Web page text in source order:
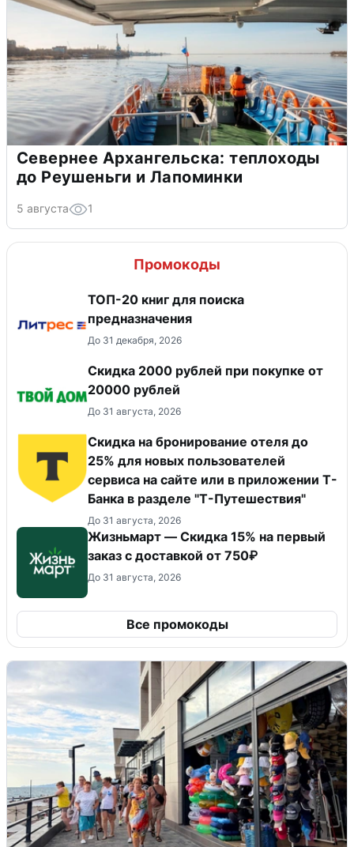
Севернее Архангельска: теплоходы
до Реушеньги и Лапоминки
5 августа 1
Промокоды
ТОП-20 книг для поиска
предназначения
До 31 декабря, 2026
Скидка 2000 рублей при покупке от
20000 рублей
До 31 августа, 2026
Скидка на бронирование отеля до
25% для новых пользователей
сервиса на сайте или в приложении Т-
Банка в разделе "Т-Путешествия"
До 31 августа, 2026
Жизньмарт — Скидка 15% на первый
заказ с доставкой от 750₽
До 31 августа, 2026
Все промокоды